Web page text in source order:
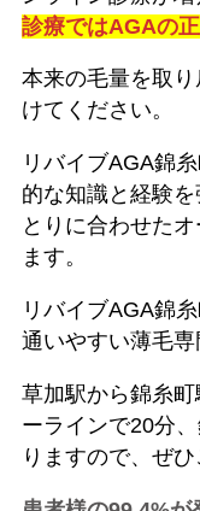
診療ではAGAの
本来の毛量を取
けてください。
リバイブAGA錦
的な知識と経験
とりに合わせた
ます。
リバイブAGA錦
通いやすい薄毛専
草加駅から錦糸
ーラインで20分
りますので、ぜひ